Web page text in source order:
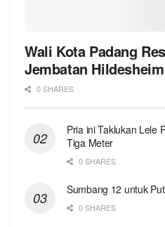
Wali Kota Padang
Jembatan Hildesheim
0 SHARES
Pria ini Taklukan Lele
Tiga Meter
0 SHARES
Sumbang 12 untuk
0 SHARES